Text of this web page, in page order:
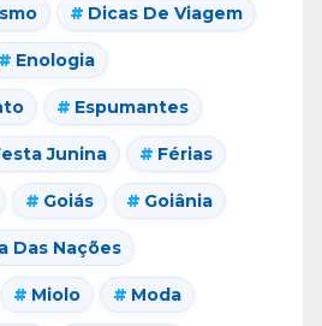
Dicas De Viagem
Enologia
Espumantes
Junina Férias
Goiás Goiânia
Das Nações
Miolo Moda